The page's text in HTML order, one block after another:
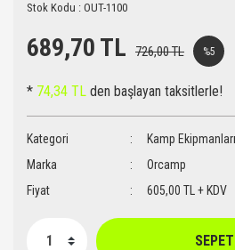
Stok Kodu : OUT-1100
689,70 TL 726,00 TL %5
* 74,34 TL den başlayan taksitlerle!
Kategori Kamp Ekipmanları
Marka
Orcamp
Fiyat
605,00 TL + KDV